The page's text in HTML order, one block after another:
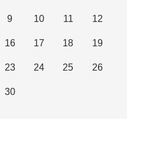
9 10 11 12
16 17 18 19
23 24 25 26
30